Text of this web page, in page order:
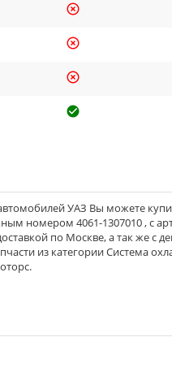
highlight_off
highlight_off
highlight_off
УАЗ Вы можете
номером 4061-1307010 , с
по Москве, а так же с
из категории Система